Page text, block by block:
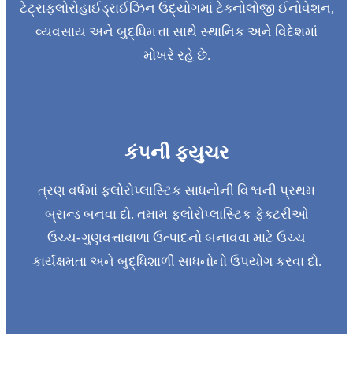
ટેટ્રાફ્લોરોહાઈડ્રાઈઝિન ઉદ્યોગમાં ટેક્નોલોજી ઈનોવેશન,
વ્યવસાય અને બુદ્ધિમત્તા સાથે સ્થાનિક અને વિદેશમાં
મોખરે રહે છે.
કંપની ફ્યુચર
ત્રણ વર્ષમાં ફ્લોરોપ્લાસ્ટિક સાધનોની વિશ્વની પ્રથમ
બ્રાન્ડ બનવા દો. તમામ ફ્લોરોપ્લાસ્ટિક ફેક્ટરીઓ
ઉચ્ચ-ગુણવત્તાવાળા ઉત્પાદનો બનાવવા માટે ઉચ્ચ
કાર્યક્ષમતા અને બુદ્ધિશાળી સાધનોનો ઉપયોગ કરવા દો.